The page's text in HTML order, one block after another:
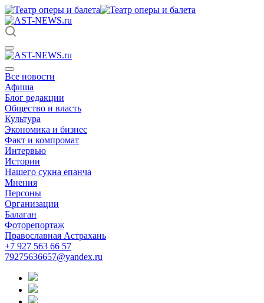
Все новости
Афиша
Блог редакции
Общество и власть
Культура
Экономика и бизнес
Факт и компромат
Интервью
Истории
Нашего сукна епанча
Мнения
Персоны
Организации
Балаган
Фоторепортаж
Православная Астрахань
+7 927 563 66 57
79275636657@yandex.ru